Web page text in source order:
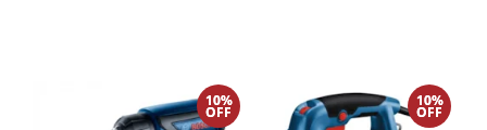
10%
OFF
10%
OFF